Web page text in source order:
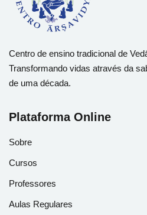
Centro de ensino tradicional de
Transformando vidas através da
de uma década.
Plataforma Online
Sobre
Cursos
Professores
Aulas Regulares